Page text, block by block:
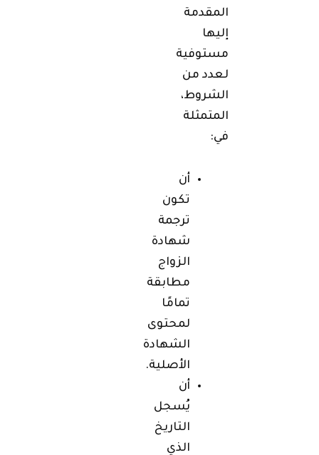
المقدمة
إليها
مستوفية
لعدد من
الشروط،
المتمثلة
في:
أن
تكون
ترجمة
شهادة
الزواج
مطابقة
تمامًا
لمحتوى
الشهادة
الأصلية.
أن
يُسجل
التاريخ
الذي